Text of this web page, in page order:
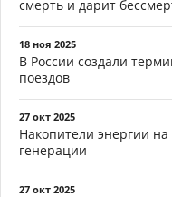
смерть и дарит
18 ноя 2025
В России создали
поездов
27 окт 2025
Накопители энергии
генерации
27 окт 2025